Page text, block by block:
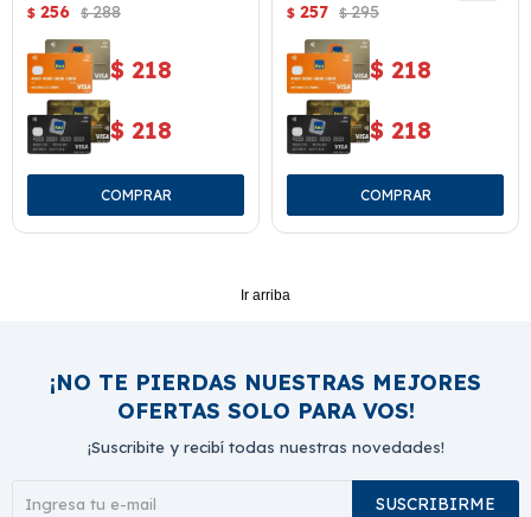
Flúor Y Menta 25 Mts.
$ 256 $ 288
$ 218
$ 218
Mts.
$ 257 $ 295
$ 218
$ 218
Ir arriba
¡NO TE PIERDAS NUESTRAS MEJORES
OFERTAS SOLO PARA VOS!
¡Suscribite y recibí todas nuestras novedades!
SUSCRIBIRME